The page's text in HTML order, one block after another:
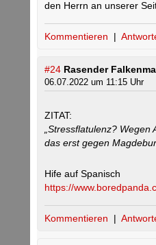
den Herrn an unserer
Kommentieren |
#24 Rasender
06.07.2022 um 11:15 Uhr
ZITAT:
„Stressflatulenz?
das erst gegen
Hife auf Spanisch
https://
Kommentieren |